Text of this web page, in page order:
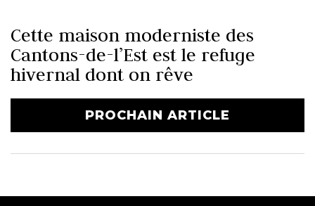
Cette maison moderniste des
Cantons-de-l’Est est le refuge
hivernal dont on rêve
PROCHAIN ARTICLE